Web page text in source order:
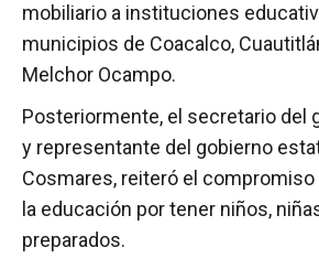
mobiliario a instituciones
municipios de Coacalco,
Melchor Ocampo.
Posteriormente, el secretario del
y representante del gobierno
Cosmares, reiteró el
la educación por tener niños,
preparados.